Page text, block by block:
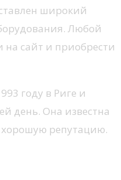
широкий
Любой
сайт и приобрести
году в Риге и
день. Она известна
хорошую репутацию.